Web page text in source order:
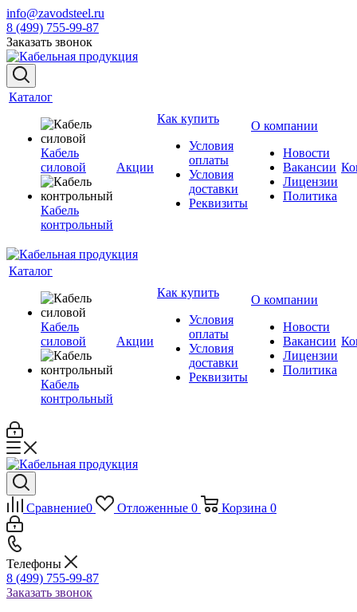
info@zavodsteel.ru
8 (499) 755-99-87
Заказать звонок
Каталог
Кабель
силовой
Кабель
контрольный
Акции
Как купить
Условия
оплаты
Условия
доставки
Реквизиты
О компании
Новости
Вакансии
Лицензии
Политика
Каталог
Кабель
силовой
Кабель
контрольный
Акции
Как купить
Условия
оплаты
Условия
доставки
Реквизиты
О компании
Новости
Вакансии
Лицензии
Политика
Сравнение0 Отложенные 0 Корзина 0
Телефоны
8 (499) 755-99-87
Заказать звонок